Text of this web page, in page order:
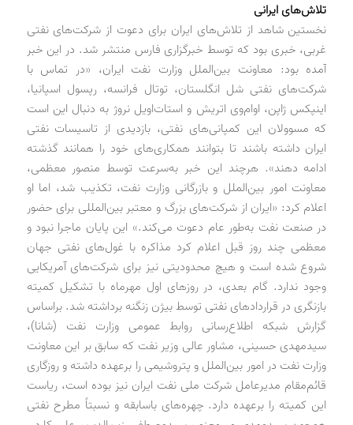
تلاش‌های ایرانی
نخستین شاهد از تلاش‌های ایران برای دعوت از شرکت‌های نفتی
غربی، خبری بود که توسط خبرگزاری فارس منتشر شد. در این خبر
آمده بود: معاونت بین‌الملل وزارت نفت ایران، «در تماس با
شرکت‌های نفتی شل انگلستان، توتال فرانسه، رپسول اسپانیا،
اینپکس ژاپن، او‌ام‌وی اتریش و استات‌اویل نروژ به دنبال این است
که مسوولان این کمپانی‌های نفتی، بازدیدی از تاسیسات نفتی
ایران داشته باشند تا بتوانند همکاری‌های خود را همانند گذشته
ادامه دهند». هرچند این خبر به‌سرعت توسط منصور معظمی،
معاونت امور بین‌الملل و بازرگانی وزارت نفت، تکذیب شد، اما او
اعلام کرد: «ایران از شرکت‌های بزرگ و معتبر بین‌المللی برای حضور
در صنعت نفت به‌طور عام دعوت می‌کند.» این پایان ماجرا نبود و
معظمی چند روز قبل اعلام کرد مذاکره با غول‌های نفتی جهان
شروع شده است و هیچ محدودیتی نیز برای شرکت‌های آمریکایی
وجود ندارد. گام بعدی، در روزهای اول مهرماه با تشکیل کمیته
بازنگری در قراردادهای نفتی توسط بیژن زنگنه برداشته شد. براساس
گزارش شبکه اطلاع‌رسانی روابط عمومی وزارت نفت (شانا)،
سیدمهدی حسینی، مشاور عالی وزیر نفت که سابق بر این معاونت
وزارت نفت در امور بین‌الملل و پتروشیمی را برعهده داشته و روزگاری
قائم‌مقام مدیرعامل شرکت ملی نفت ایران نیز بوده است، ریاست
این کمیته را برعهده دارد. چهره‌های باسابقه و نسبتاً مطرح نفتی